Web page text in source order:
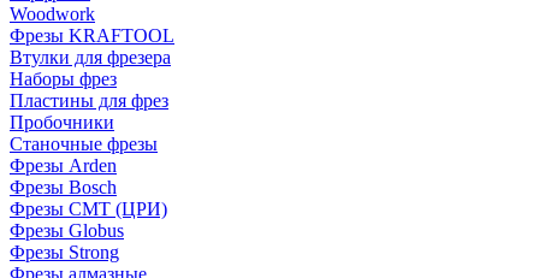
Woodwork
Фрезы KRAFTOOL
Втулки для фрезера
Наборы фрез
Пластины для фрез
Пробочники
Станочные фрезы
Фрезы Arden
Фрезы Bosch
Фрезы CMT (ЦРИ)
Фрезы Globus
Фрезы Strong
Фрезы алмазные